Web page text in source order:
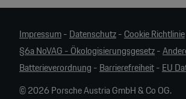
Impressum-Datenschutz-Cookie Richtlinie
§6a NoVAG - Ökologisierungsgesetz-
Batterieverordnung -Barrierefreiheit-EU
© 2026 Porsche Austria GmbH & Co OG.